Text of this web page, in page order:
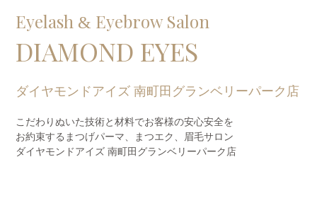
Eyelash & Eyebrow Salon
DIAMOND EYES
ダイヤモンドアイズ 南町田グランベリーパーク店
こだわりぬいた技術と材料でお客様の安心安全を
お約束するまつげパーマ、
まつエク、眉毛サロン
ダイヤモンドアイズ 南町田グランベリーパーク店